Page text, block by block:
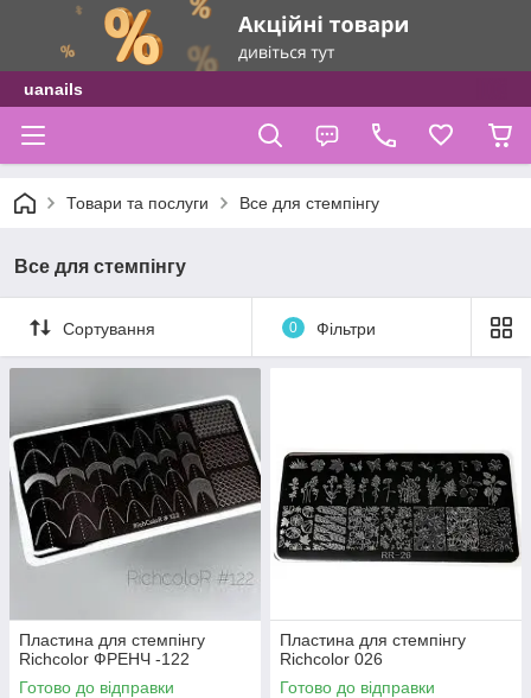
uanails
Товари та послуги Все для стемпінгу
Все для стемпінгу
Сортування 0 Фільтри
Пластина для стемпінгу
Richcolor ФРЕНЧ -122
Готово до відправки
Пластина для стемпінгу
Richcolor 026
Готово до відправки